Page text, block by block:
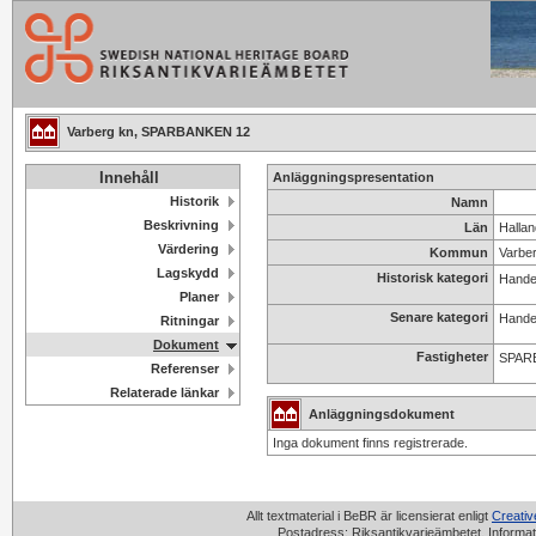
Varberg kn, SPARBANKEN 12
Innehåll
Historik
Beskrivning
Värdering
Lagskydd
Planer
Ritningar
Dokument
Referenser
Relaterade länkar
Anläggningspresentation
Namn
Län
Kommun
Historisk kategori
Senare kategori
Fastigheter
Anläggningsdokument
Inga dokument finns registrerade.
Allt textmaterial i BeBR är licensierat enligt
Postadress: Riksantikvarieämbetet,